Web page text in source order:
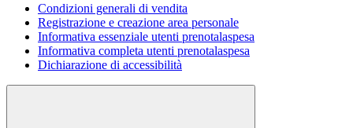
Condizioni generali di vendita
Registrazione e creazione area personale
Informativa essenziale utenti prenotalaspesa
Informativa completa utenti prenotalaspesa
Dichiarazione di accessibilità